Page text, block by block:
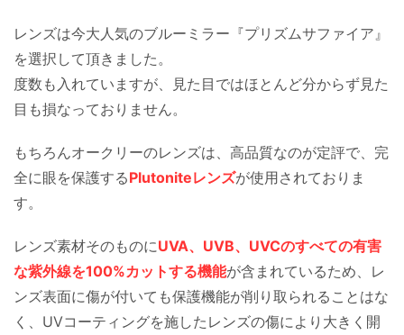
レンズは今大人気のブルーミラー『プリズムサファイア』
を選択して頂きました。
度数も入れていますが、見た目ではほとんど分からず見た
目も損なっておりません。
もちろんオークリーのレンズは、高品質なのが定評で、完
全に眼を保護するPlutoniteレンズが使用されておりま
す。
レンズ素材そのものにUVA、UVB、UVCのすべての有害
な紫外線を100%カットする機能が含まれているため、レ
ンズ表面に傷が付いても保護機能が削り取られることはな
く、UVコーティングを施したレンズの傷により大きく開